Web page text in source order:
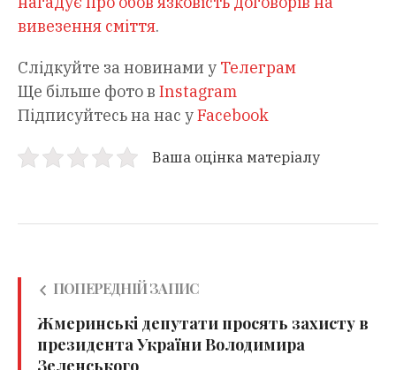
вивезення сміття.
Слідкуйте за новинами у Телеграм
Ще більше фото в Instagram
Підписуйтесь на нас уFacebook
Ваша оцінка матеріалу
ПОПЕРЕДНІЙ ЗАПИС
Жмеринські депутати просять захисту в
президента України Володимира
Зеленського